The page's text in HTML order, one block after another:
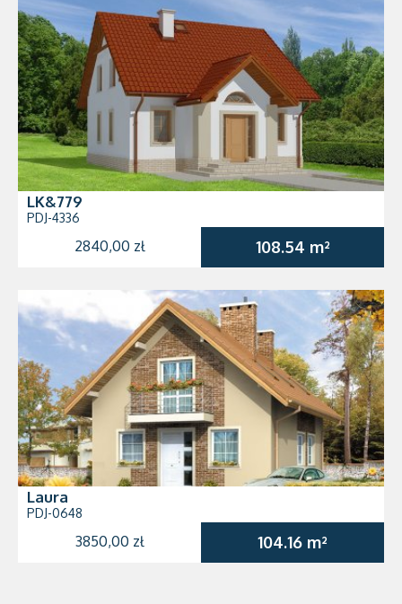
LK&779
PDJ-4336
2840,00 zł 108.54 m²
Laura
PDJ-0648
3850,00 zł 104.16 m²